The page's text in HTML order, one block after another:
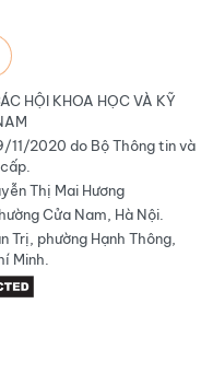
HỘI KHOA HỌC VÀ KỸ
11/2020 do Bộ Thông tin và
Thị Mai Hương
Cửa Nam, Hà Nội.
Trị, phường Hạnh Thông,
Minh.